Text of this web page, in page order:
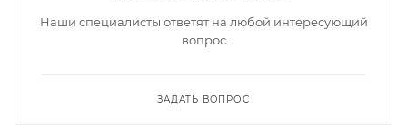
Наши специалисты ответят на любой интересующий
вопрос
ЗАДАТЬ ВОПРОС